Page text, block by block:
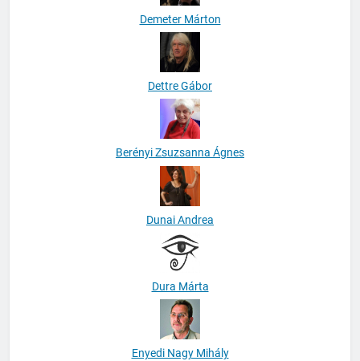
Demeter Márton
Dettre Gábor
Berényi Zsuzsanna Ágnes
Dunai Andrea
Dura Márta
Enyedi Nagy Mihály